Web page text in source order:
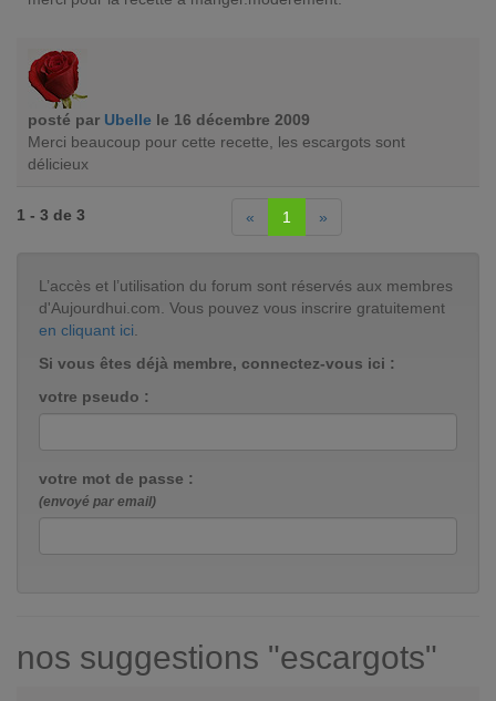
posté par Ubelle le 16 décembre 2009
Merci beaucoup pour cette recette, les escargots sont
délicieux
1 - 3 de 3 « 1 »
L’accès et l’utilisation du forum sont réservés aux membres
d'Aujourdhui.com. Vous pouvez vous inscrire gratuitement
en cliquant ici.
Si vous êtes déjà membre, connectez-vous ici :
votre pseudo :
votre mot de passe :
(envoyé par email)
nos suggestions "escargots"